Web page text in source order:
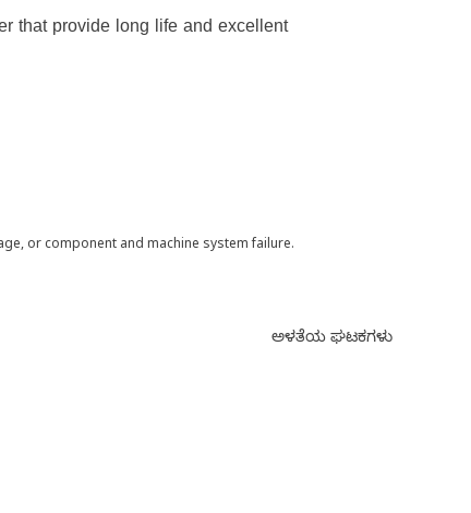
that provide long life and excellent
or component and machine system failure.
ಅಳತೆಯ ಘಟಕಗಳು